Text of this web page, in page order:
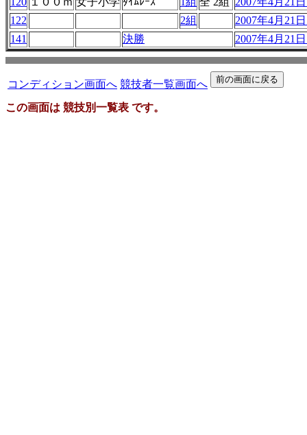
122
2組
2007年4月21
141
決勝 2007年4月21
コンディション画面へ 競技者一覧画面へ
この画面は 競技別一覧表 です。